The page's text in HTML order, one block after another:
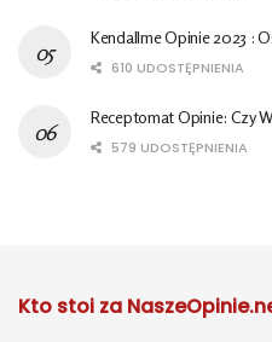
Kendallme Opinie 2023 :
610 UDOSTĘPNIENIA
Receptomat Opinie: Czy
579 UDOSTĘPNIENIA
Kto stoi za